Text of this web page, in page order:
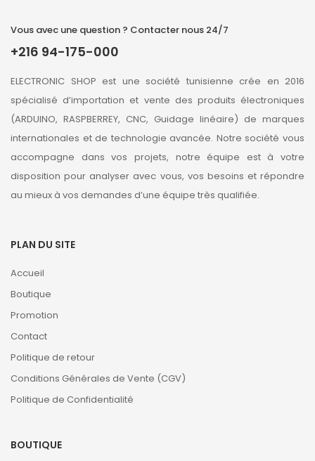
Vous avec une question ? Contacter nous 24/7
+216 94-175-000
ELECTRONIC SHOP est une société tunisienne crée en 2016
spécialisé d’importation et vente des produits électroniques
(ARDUINO, RASPBERREY, CNC, Guidage linéaire) de marques
internationales et de technologie avancée. Notre société vous
accompagne dans vos projets, notre équipe est à votre
disposition pour analyser avec vous, vos besoins et répondre
au mieux à vos demandes d’une équipe très qualifiée.
PLAN DU SITE
Accueil
Boutique
Promotion
Contact
Politique de retour
Conditions Générales de Vente (CGV)
Politique de Confidentialité
BOUTIQUE